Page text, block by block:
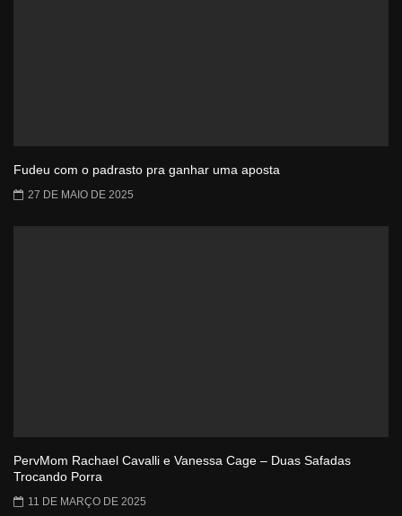
Fudeu com o padrasto pra ganhar uma aposta
27 DE MAIO DE 2025
PervMom Rachael Cavalli e Vanessa Cage – Duas Safadas
Trocando Porra
11 DE MARÇO DE 2025